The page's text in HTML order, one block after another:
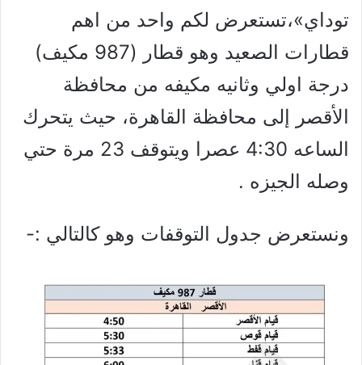
توداي»،تستعرض لكم واحد من اهم
قطارات الصعيد وهو قطار (987 مكيف)
درجة اولي وثانيه مكيفه من محافظة
الأقصر إلى محافظة القاهرة، حيث يتحرك
الساعه 4:30 عصرا ويتوقف 23 مرة حتي
وصله الجيزه .
ونستعرض جدول التوقفات وهو كالتالي :-